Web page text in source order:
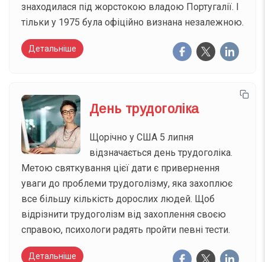
знаходилася під жорстокою владою Португалії. І
тільки у 1975 була офіційно визнана незалежною.
Детальніше
День трудоголіка
Щорічно у США 5 липня
відзначається день трудоголіка.
Метою святкування цієї дати є привернення
уваги до проблеми трудоголізму, яка захоплює
все більшу кількість дорослих людей. Щоб
відрізнити трудоголізм від захоплення своєю
справою, психологи радять пройти певні тести.
Детальніше